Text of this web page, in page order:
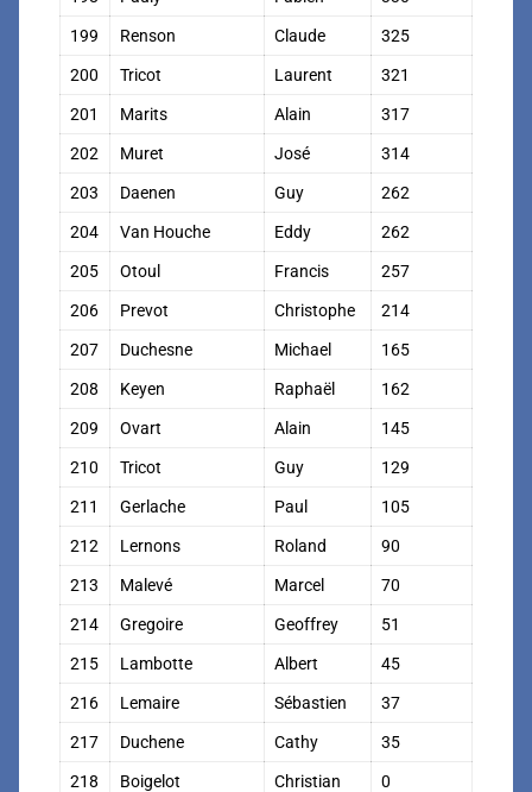
199 Renson Claude 325
200 Tricot Laurent 321
201 Marits Alain 317
202 Muret José 314
203 Daenen Guy 262
204 Van Houche Eddy 262
205 Otoul Francis 257
206 Prevot Christophe 214
207 Duchesne Michael 165
208 Keyen Raphaël 162
209 Ovart Alain 145
210 Tricot Guy 129
211 Gerlache Paul 105
212 Lernons Roland 90
213 Malevé Marcel 70
214 Gregoire Geoffrey 51
215 Lambotte Albert 45
216 Lemaire Sébastien 37
217 Duchene Cathy 35
218 Boigelot Christian 0